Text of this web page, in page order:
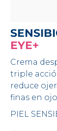
EYE+
Crema
triple
reduce
finas en
PIEL